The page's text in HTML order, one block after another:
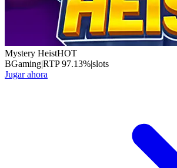
Mystery HeistHOT
BGaming|RTP97.13%|slots
Jugar ahora